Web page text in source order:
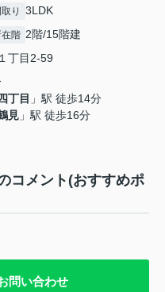
り 3LDK
在階 2階/15階建
１丁目2-59
丁目 」駅 徒歩14分
見 」駅 徒歩16分
コメント(おすすめポ
問い合わせ